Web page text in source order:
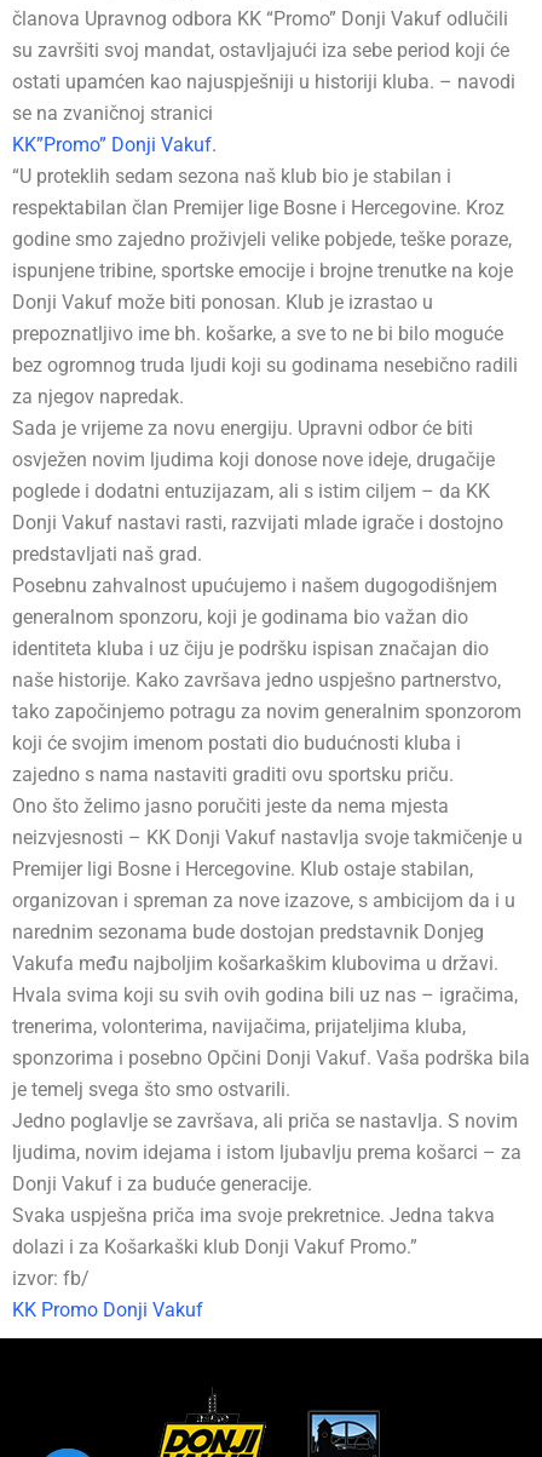
članova Upravnog odbora KK “Promo” Donji Vakuf odlučili
su završiti svoj mandat, ostavljajući iza sebe period koji će
ostati upamćen kao najuspješniji u historiji kluba. – navodi
se na zvaničnoj stranici
KK”Promo” Donji Vakuf.
“U proteklih sedam sezona naš klub bio je stabilan i
respektabilan član Premijer lige Bosne i Hercegovine. Kroz
godine smo zajedno proživjeli velike pobjede, teške poraze,
ispunjene tribine, sportske emocije i brojne trenutke na koje
Donji Vakuf može biti ponosan. Klub je izrastao u
prepoznatljivo ime bh. košarke, a sve to ne bi bilo moguće
bez ogromnog truda ljudi koji su godinama nesebično radili
za njegov napredak.
Sada je vrijeme za novu energiju. Upravni odbor će biti
osvježen novim ljudima koji donose nove ideje, drugačije
poglede i dodatni entuzijazam, ali s istim ciljem – da KK
Donji Vakuf nastavi rasti, razvijati mlade igrače i dostojno
predstavljati naš grad.
Posebnu zahvalnost upućujemo i našem dugogodišnjem
generalnom sponzoru, koji je godinama bio važan dio
identiteta kluba i uz čiju je podršku ispisan značajan dio
naše historije. Kako završava jedno uspješno partnerstvo,
tako započinjemo potragu za novim generalnim sponzorom
koji će svojim imenom postati dio budućnosti kluba i
zajedno s nama nastaviti graditi ovu sportsku priču.
Ono što želimo jasno poručiti jeste da nema mjesta
neizvjesnosti – KK Donji Vakuf nastavlja svoje takmičenje u
Premijer ligi Bosne i Hercegovine. Klub ostaje stabilan,
organizovan i spreman za nove izazove, s ambicijom da i u
narednim sezonama bude dostojan predstavnik Donjeg
Vakufa među najboljim košarkaškim klubovima u državi.
Hvala svima koji su svih ovih godina bili uz nas – igračima,
trenerima, volonterima, navijačima, prijateljima kluba,
sponzorima i posebno Opčini Donji Vakuf. Vaša podrška bila
je temelj svega što smo ostvarili.
Jedno poglavlje se završava, ali priča se nastavlja. S novim
ljudima, novim idejama i istom ljubavlju prema košarci – za
Donji Vakuf i za buduće generacije.
Svaka uspješna priča ima svoje prekretnice. Jedna takva
dolazi i za Košarkaški klub Donji Vakuf Promo.”
izvor: fb/
KK Promo Donji Vakuf